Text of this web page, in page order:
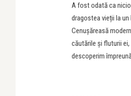
A fost odată ca
dragostea vieții la
Cenușăreasă
căutările și fluturii
descoperim